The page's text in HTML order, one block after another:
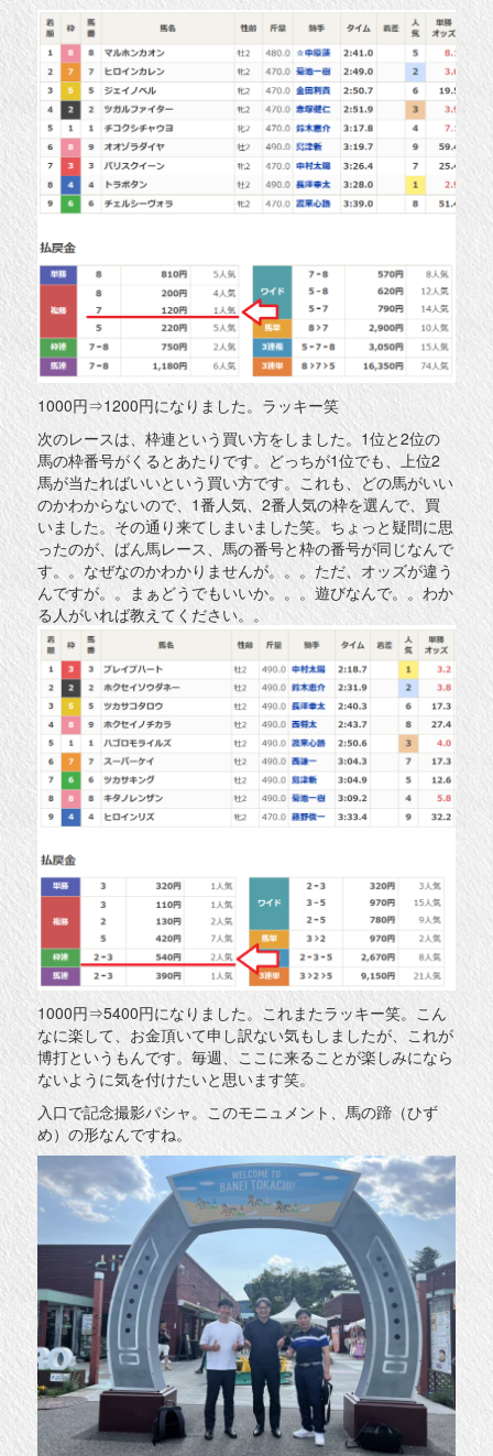
1000円⇒1200円になりました。ラッキー笑
次のレースは、枠連という買い方をしました。1位と2位の
馬の枠番号がくるとあたりです。どっちが1位でも、上位2
馬が当たればいいという買い方です。これも、どの馬がいい
のかわからないので、1番人気、2番人気の枠を選んで、買
いました。その通り来てしまいました笑。ちょっと疑問に思
ったのが、ばん馬レース、馬の番号と枠の番号が同じなんで
す。。なぜなのかわかりませんが。。。ただ、オッズが違う
んですが。。まぁどうでもいいか。。。遊びなんで。。わか
る人がいれば教えてください。。
1000円⇒5400円になりました。これまたラッキー笑。こん
なに楽して、お金頂いて申し訳ない気もしましたが、これが
博打というもんです。毎週、ここに来ることが楽しみになら
ないように気を付けたいと思います笑。
入口で記念撮影パシャ。このモニュメント、馬の蹄（ひず
め）の形なんですね。